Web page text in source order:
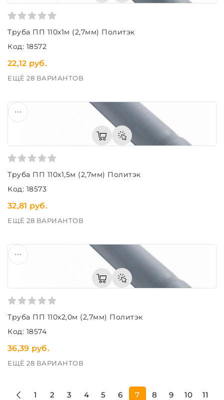
Труба ПП 110х1м (2,7мм) Политэк
Код: 18572
22,12 руб.
ЕЩЁ 28 ВАРИАНТОВ
Труба ПП 110х1,5м (2,7мм) Политэк
Код: 18573
32,81 руб.
ЕЩЁ 28 ВАРИАНТОВ
Труба ПП 110х2,0м (2,7мм) Политэк
Код: 18574
36,39 руб.
ЕЩЁ 28 ВАРИАНТОВ
1 2 3 4 5 6 7 8 9 10 11